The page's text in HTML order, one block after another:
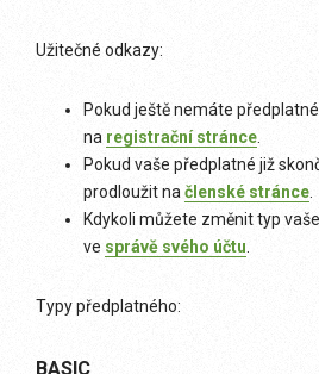
Užitečné odkazy:
Pokud ještě nemáte
na registrační stránce
Pokud vaše předplatné již
prodloužit na členské stránce
Kdykoli můžete změnit typ
ve správě svého účtu
Typy předplatného:
BASIC